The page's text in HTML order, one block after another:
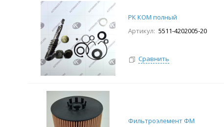
РК КОМ полный
Артикул: 5511-4202005-20
Сравнить
Фильтроэлемент ФМ